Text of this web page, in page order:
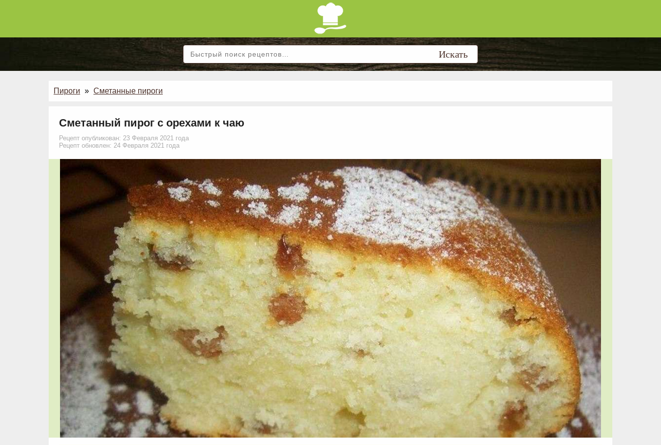
Пироги » Сметанные пироги
Сметанный пирог с орехами к чаю
Рецепт опубликован: 23 Февраля 2021 года
Рецепт обновлен: 24 Февраля 2021 года